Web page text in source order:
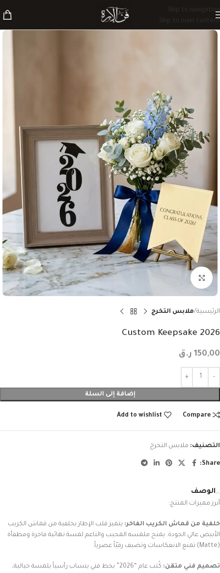
Skip to navigation
Skip to main content
الرئيسية ملابس التخرج
2026 Custom Keepsake
150,00 ر.ق
إضافة إلى السلة
Compare
Add to wishlist
التصنيف: ملابس التخرج
Share:
الوصف
أبرز مميزات المنتج:
خلفية من قماش الكريب الفاخر: يتميز قلب الإطار بخلفية من قماش الكريب
الأبيض عالي الجودة. يمنح ملمسه المحبب والناعم لمسة نهائية فاخرة ومطفأة
(Matte) تمنع الانعكاسات وتضيف رقيّاً عصرياً.
تصميم فني متقن:
كُتب عام “2026” بخط فني ينساب رأسياً بلمسة خيالية،